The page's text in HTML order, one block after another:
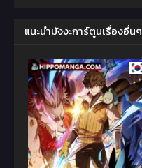
แนะนำมังงะการ์ตูนเรื่องอื่นๆ